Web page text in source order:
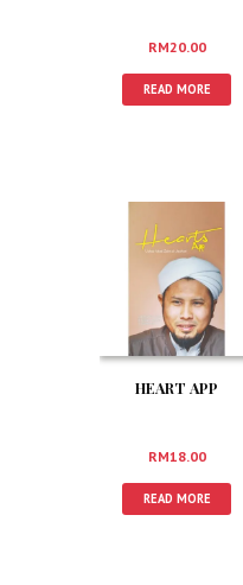
RM20.00
READ MORE
HEART APP
RM18.00
READ MORE